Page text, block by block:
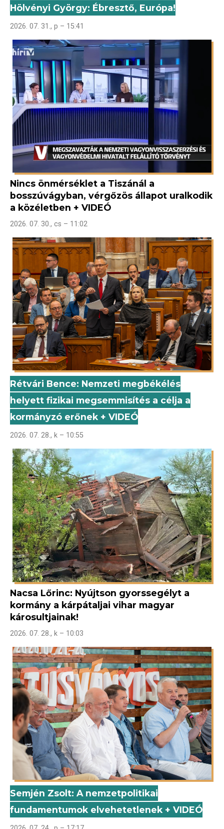
Hölvényi György: Ébresztő, Európa!
2026. 07. 31., p – 15:41
Nincs önmérséklet a Tiszánál a
bosszúvágyban, vérgőzös állapot uralkodik
a közéletben + VIDEÓ
2026. 07. 30., cs – 11:02
Rétvári Bence: Nemzeti megbékélés
helyett fizikai megsemmisítés a célja a
kormányzó erőnek + VIDEÓ
2026. 07. 28., k – 10:55
Nacsa Lőrinc: Nyújtson gyorssegélyt a
kormány a kárpátaljai vihar magyar
károsultjainak!
2026. 07. 28., k – 10:03
Semjén Zsolt: A nemzetpolitikai
fundamentumok elvehetetlenek + VIDEÓ